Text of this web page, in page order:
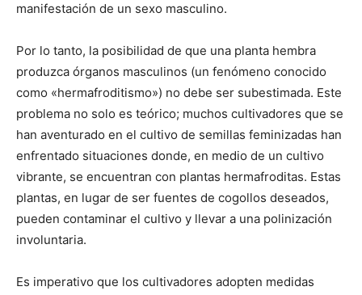
manifestación de un sexo masculino.
Por lo tanto, la posibilidad de que una planta hembra
produzca órganos masculinos (un fenómeno conocido
como «hermafroditismo») no debe ser subestimada. Este
problema no solo es teórico; muchos cultivadores que se
han aventurado en el cultivo de semillas feminizadas han
enfrentado situaciones donde, en medio de un cultivo
vibrante, se encuentran con plantas hermafroditas. Estas
plantas, en lugar de ser fuentes de cogollos deseados,
pueden contaminar el cultivo y llevar a una polinización
involuntaria.
Es imperativo que los cultivadores adopten medidas